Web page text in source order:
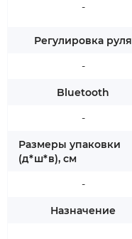
-
Регулировка руля
-
Bluetooth
-
Размеры упаковки
(д*ш*в), см
-
Назначение